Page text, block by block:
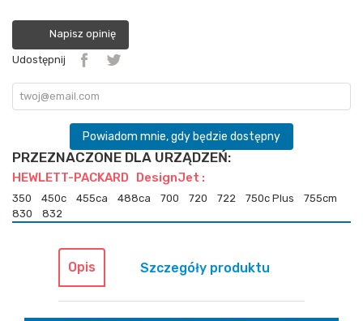
Napisz opinię
Udostępnij
Powiadom mnie, gdy będzie dostępny
PRZEZNACZONE DLA URZĄDZEŃ:
HEWLETT-PACKARD DesignJet :
350 450c 455ca 488ca 700 720 722 750c Plus
755cm
830
832
Opis Szczegóły produktu